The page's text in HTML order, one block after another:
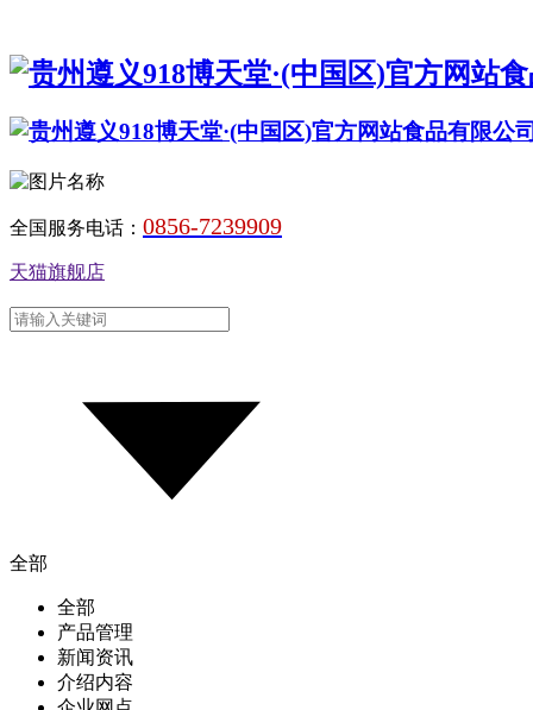
全国服务电话： 0856-7239909
天猫旗舰店
全部
全部
产品管理
新闻资讯
介绍内容